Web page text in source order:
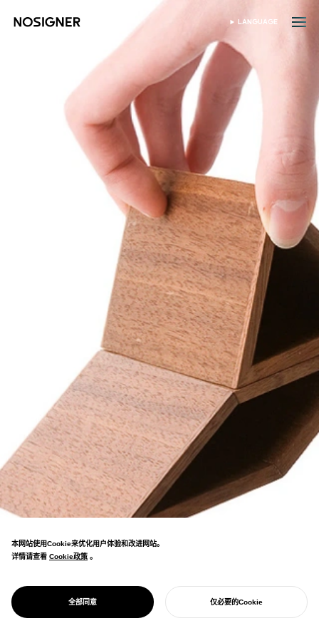
首页 SELECT LANGUAGE
LANGUAGE
PROJECT
弹夹容器
品。凭借简洁的结构和精致的造型，让桌面变得
本网站使用Cookie来优化用户体验和改进网站。
详情请查看 Cookie政策
Cookie政策 。
全部同意 仅必要的Cookie